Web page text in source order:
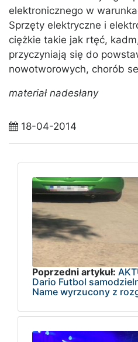
elektronicznego w
Sprzęty elektryczne i
ciężkie takie jak rtęć,
przyczyniają się do
nowotworowych, chorób
materiał nadesłany
18-04-2014
Poprzedni artykuł:
Dario Futbol
Name wyrzucony z